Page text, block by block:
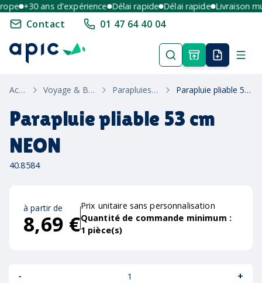
+30 ans d'expérience Délai rapide Délai rapide Livraison
Contact 01 47 64 40 04
Accueil Voyage & Bagagerie Parapluies Pliables Parapluie pliable 53 cm NEON
Parapluie pliable 53 cm
NEON
40.8584
à partir de
8,69 €
Prix unitaire sans personnalisation
Quantité de commande minimum :
1 pièce(s)
- +